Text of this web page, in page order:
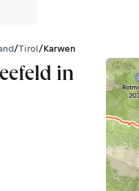
/Tirol/Karwendel
in